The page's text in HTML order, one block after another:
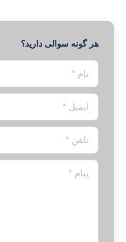
هر گونه سوالی دارید؟
نام *
ایمیل *
تلفن *
پیام *